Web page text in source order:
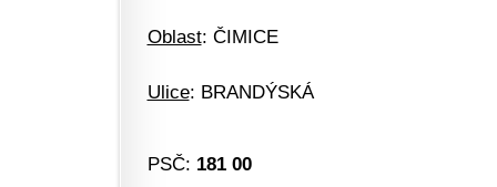
Oblast: ČIMICE
Ulice: BRANDÝSKÁ
PSČ: 181 00